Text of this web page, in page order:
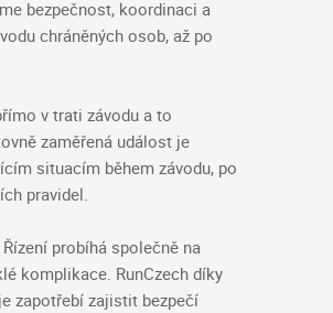
bezpečnost, koordinaci a
chráněných osob, až po
v trati závodu a to
zaměřená událost je
situacím během závodu, po
pravidel.
probíhá společně na
komplikace. RunCzech díky
zapotřebí zajistit bezpečí